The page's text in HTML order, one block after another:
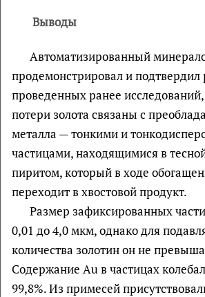
Выводы
Автоматизированный
продемонстрировал и подтвердил
проведенных ранее
потери золота связаны с
металла — тонкими и
частицами, находящимися в
пиритом, который в ходе
переходит в хвостовой продукт.
Размер зафиксированных
0,01 до 4,0 мкм, однако для
количества золотин он не
Содержание Au в частицах
99,8%. Из примесей